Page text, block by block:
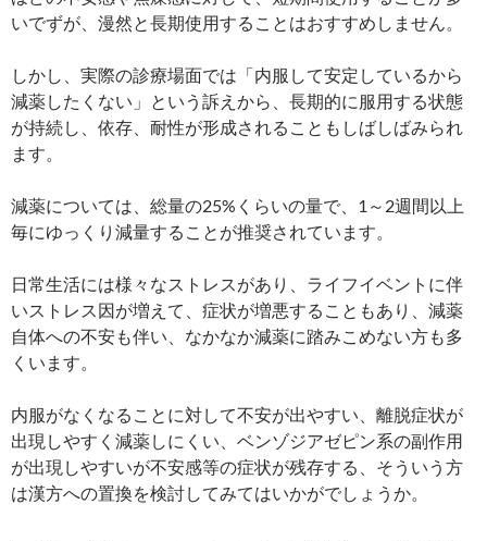
いでずが、漫然と長期使用することはおすすめしません。
しかし、実際の診療場面では「内服して安定しているから
減薬したくない」という訴えから、長期的に服用する状態
が持続し、依存、耐性が形成されることもしばしばみられ
ます。
減薬については、総量の25%くらいの量で、1～2週間以上
毎にゆっくり減量することが推奨されています。
日常生活には様々なストレスがあり、ライフイベントに伴
いストレス因が増えて、症状が増悪することもあり、減薬
自体への不安も伴い、なかなか減薬に踏みこめない方も多
くいます。
内服がなくなることに対して不安が出やすい、離脱症状が
出現しやすく減薬しにくい、ベンゾジアゼピン系の副作用
が出現しやすいが不安感等の症状が残存する、そういう方
は漢方への置換を検討してみてはいかがでしょうか。